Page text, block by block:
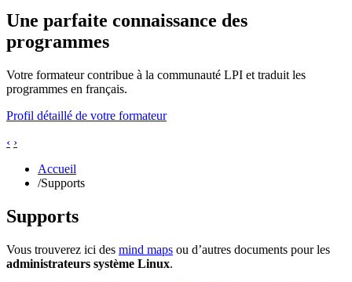
Une parfaite connaissance des
programmes
Votre formateur contribue à la communauté LPI et traduit les
programmes en français.
Profil détaillé de votre formateur
‹ ›
Accueil
/Supports
Supports
Vous trouverez ici des mind maps ou d’autres documents pour les
administrateurs système Linux.